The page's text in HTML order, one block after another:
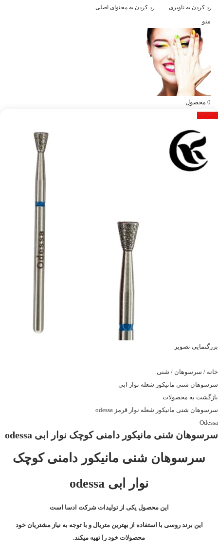
رد کردن به ناوبری رد کردن به محتوای اصلی
منو
0 محصول
ناموجود
بزرگنمایی تصویر
خانه / سرسوهان / شنی
سرسوهان شنی مانیکور شعله نوار ابی
بازگشت به محصولات
سرسوهان شنی مانیکور شعله نوار قرمز odessa
Odessa
سرسوهان شنی مانیکور دامنی کوچک نوار ابی odessa
سرسوهان شنی مانیکور دامنی کوچک
نوار ابی odessa
این محصول یکی از تولیدات شرکت ادسا است
این برند روسی با استفاده از بهترین متریال و با توجه به نیاز مشتریان خود
محصولات خود را تهیه میکند.